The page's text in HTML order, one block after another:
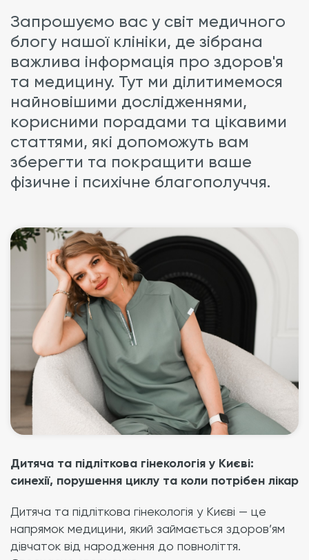
Запрошуємо вас у світ медичного
блогу нашої клініки, де зібрана
важлива інформація про здоров'я
та медицину. Тут ми ділитимемося
найновішими дослідженнями,
корисними порадами та цікавими
статтями, які допоможуть вам
зберегти та покращити ваше
фізичне і психічне благополуччя.
Дитяча та підліткова гінекологія у Києві:
синехії, порушення циклу та коли потрібен лікар
Дитяча та підліткова гінекологія у Києві — це
напрямок медицини, який займається здоров’ям
дівчаток від народження до повноліття.